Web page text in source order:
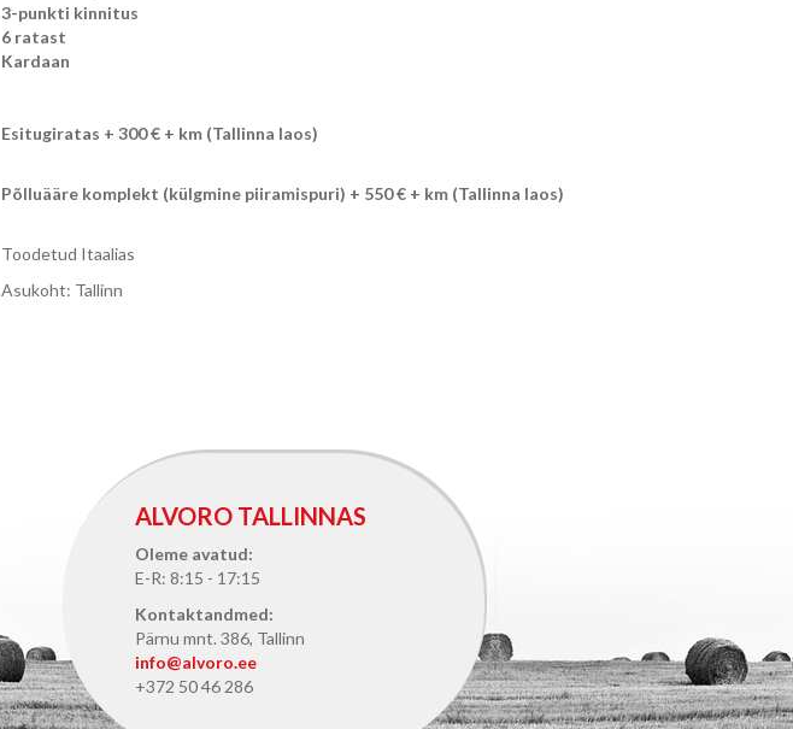
3-punkti kinnitus
6 ratast
Kardaan
Esitugiratas + 300 € + km (Tallinna laos)
Põlluääre komplekt (külgmine piiramispuri) + 550 € + km (Tallinna laos)
Toodetud Itaalias
Asukoht: Tallinn
ALVORO TALLINNAS
Oleme avatud:
E-R: 8:15 - 17:15
Kontaktandmed:
Pärnu mnt. 386, Tallinn
info@alvoro.ee
+372 50 46 286